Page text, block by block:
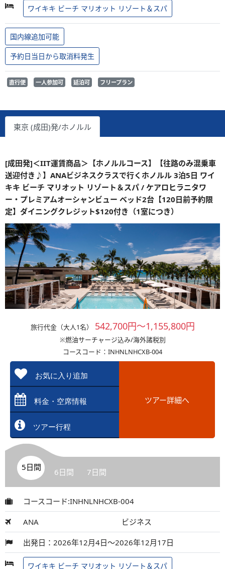
ワイキキ ビーチ マリオット リゾート＆スパ
国内線追加可能
予約日当日から取消料発生
直行便 一人参加可 延泊可 フリープラン
東京 (成田)発/ホノルル
[成田発]＜IIT運賃商品＞【ホノルルコース】【往路のみ混乗車
送迎付き♪】ANAビジネスクラスで行くホノルル 3泊5日 ワイ
キキ ビーチ マリオット リゾート＆スパ / ケアロヒラニタワ
ー・プレミアムオーシャンビュー ベッド2台【120日前予約限
定】ダイニングクレジット$120付き（1室につき）
旅行代金（大人1名） 542,700円～1,155,800円
※燃油サーチャージ込み/海外諸税別
コースコード：INHNLNHCXB-004
お気に入り追加
料金・空席情報
ツアー行程
ツアー詳細へ
5日間 6日間 7日間
コースコード:INHNLNHCXB-004
ANA ビジネス
出発日：2026年12月4日～2026年12月17日
ワイキキ ビーチ マリオット リゾート＆スパ